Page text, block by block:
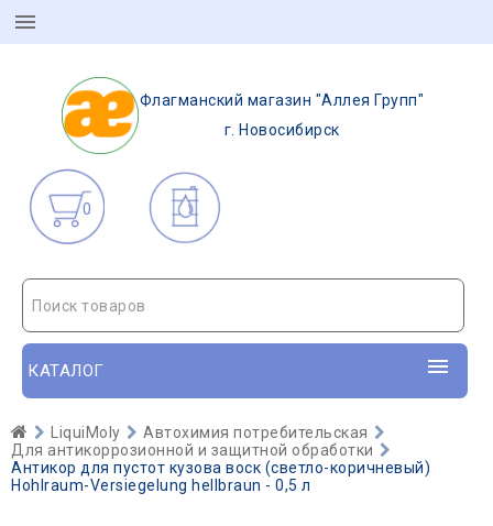
Флагманский магазин "Аллея Групп"
г. Новосибирск
0
Поиск товаров
КАТАЛОГ
LiquiMoly
Автохимия потребительская
Для антикоррозионной и защитной обработки
Антикор для пустот кузова воск (светло-коричневый)
Hohlraum-Versiegelung hellbraun - 0,5 л